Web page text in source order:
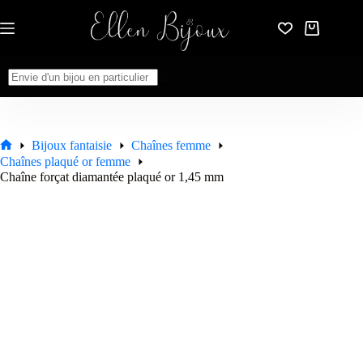
au
contenu
Panier
Accueil
Bijoux fantaisie
Chaînes femme
Chaînes plaqué or femme
Chaîne forçat diamantée plaqué or 1,45 mm